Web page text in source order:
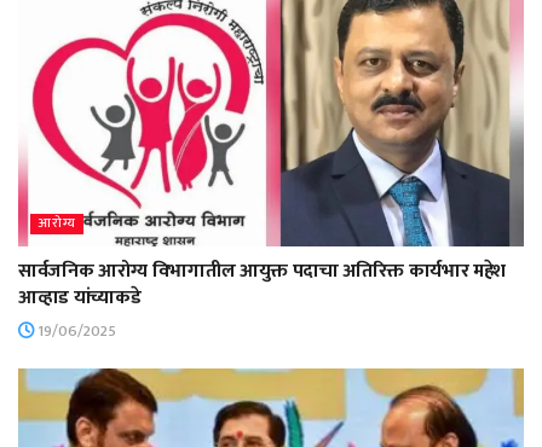
आरोग्य
सार्वजनिक आरोग्य विभागातील आयुक्त पदाचा अतिरिक्त कार्यभार महेश
आव्हाड यांच्याकडे
19/06/2025